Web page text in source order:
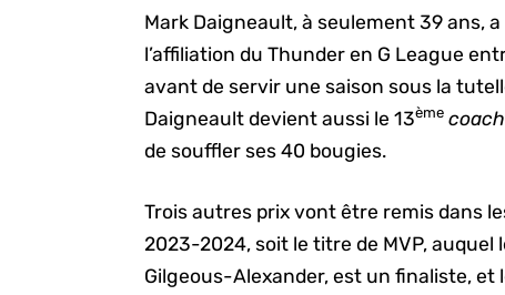
Mark Daigneault, à seulement 39 ans,
l’affiliation du Thunder en G League
avant de servir une saison sous la
Daigneault devient aussi le 13ème coach
de souffler ses 40 bougies.
Trois autres prix vont être remis dans
2023-2024, soit le titre de MVP, auquel
Gilgeous-Alexander, est un finaliste, et